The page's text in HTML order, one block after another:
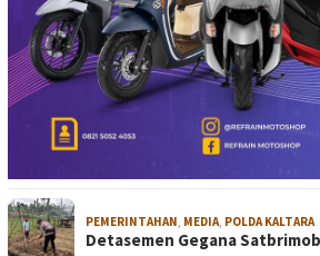
PEMERINTAHAN MEDIA POLDA KALTARA
Detasemen Gegana